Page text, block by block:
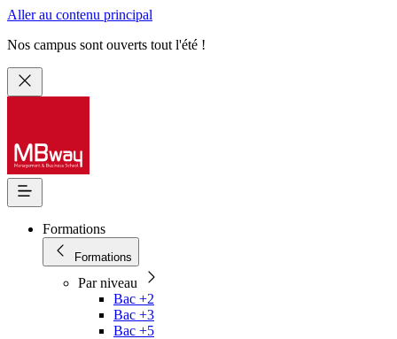
Aller au contenu principal
Nos campus sont ouverts tout l'été !
Formations
Formations
Par niveau
Bac +2
Bac +3
Bac +5